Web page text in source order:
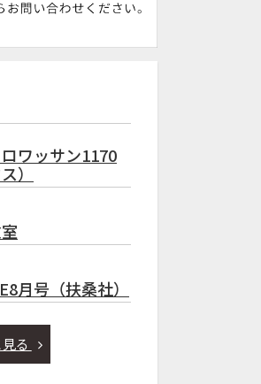
ロワッサン1170
）
月号（扶桑社）
る